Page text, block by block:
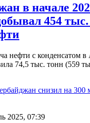
в начале
454
нефти с конденсатом в
74,5 тыс. тонн (559
2025, 07:39